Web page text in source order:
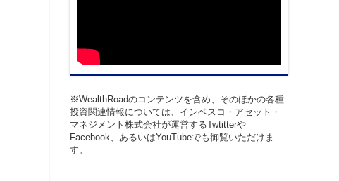
※WealthRoadのコンテンツを含め、そのほかの各種
投資関連情報については、インベスコ・アセット・
マネジメント株式会社が運営するTwtitterや
Facebook、あるいはYouTubeでも御覧いただけま
す。